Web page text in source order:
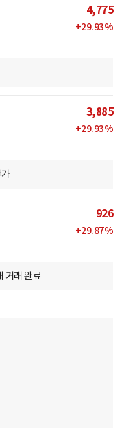
4,775
+29.93%
3,885
+29.93%
926
+29.87%
거래 완료